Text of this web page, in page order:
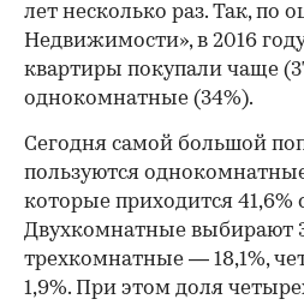
лет несколько раз. Так, по
Недвижимости», в 2016
квартиры покупали чаще
однокомнатные (34%).
Сегодня самой большой
пользуются
которые приходится 41,6%
Двухкомнатные выбирают
трехкомнатные — 18,1%,
1,9%. При этом доля